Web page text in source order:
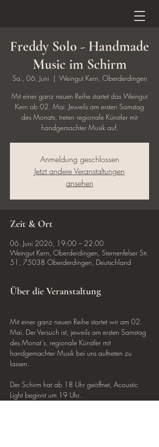
Freddy Solo - Handmade
Music im Schirm
Sa., 06. Juni
  |
Weingut Kern, Oberderdingen
Mit einer ganz neuen Reihe startet das Weingut
Kern ab 02. Mai. Jeweils am ersten Samstag
des Monats, treten regionale Künstler mit
handgemachter Musik auf.
Anmeldung geschlossen
Jetzt andere Veranstaltungen
ansehen
Zeit & Ort
06. Juni 2026, 19:00 – 22:00
Weingut Kern, Oberderdingen, Sternenfelser Str.
51, 75038 Oberderdingen, Deutschland
Über die Veranstaltung
Mit einer ganz neuen Reihe startet wir am 02.
Mai. Der Versuch ist, jeweils am ersten Samstag
des Monat´s, regionale Künstler mit
handgemachter Musik bei uns auftreten zu
lassen.
Der Schirm hat ab 18 Uhr geöffnet, Acoustic
Light beginnt um 19 Uhr.